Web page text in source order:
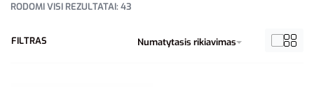
RODOMI VISI REZULTATAI: 43
Numatytasis rikiavimas
FILTRAS